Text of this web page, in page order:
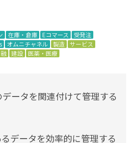
在庫・倉庫 Eコマース
受発注
オムニチャネル 製造 サービス
建設 医薬・医療
ータを関連付けて管理する
データを効率的に管理する